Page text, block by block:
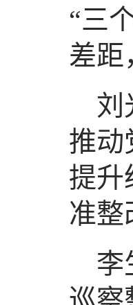
“三
差距
刘
推动
提升
准整
李